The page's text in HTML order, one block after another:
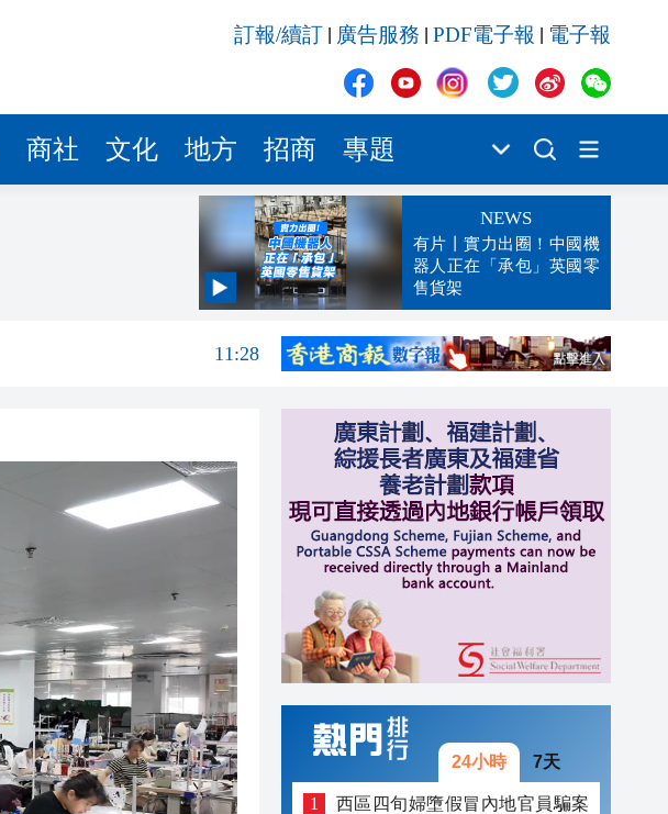
訂報/續訂 廣告服務 PDF電子報 電子報
商社 文化 地方 招商 專題
NEWS
有片丨實力出圈！中國機
器人正在「承包」英國零
售貨架
11:40
11:28
24小時 7天
西區四旬婦墮假冒內地官員騙案